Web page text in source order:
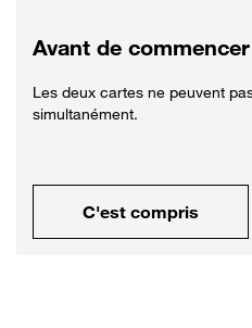
Avant de commencer
Les deux cartes ne peuvent
simultanément.
C'est compris